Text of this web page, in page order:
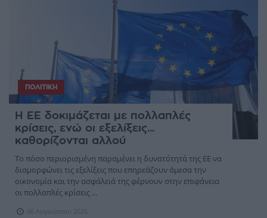
ΠΟΛΙΤΙΚΉ
Η ΕΕ δοκιμάζεται με πολλαπλές
κρίσεις, ενώ οι εξελίξεις...
καθορίζονται αλλού
Το πόσο περιορισμένη παραμένει η δυνατότητά της ΕΕ να
διαμορφώνει τις εξελίξεις που επηρεάζουν άμεσα την
οικονομία και την ασφάλειά της φέρνουν στην επιφάνεια
οι πολλαπλές κρίσεις ...
06 Αυγούστου 2026